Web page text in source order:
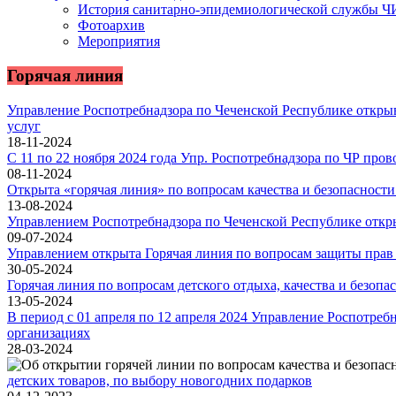
История санитарно-эпидемиологической службы
Фотоархив
Мероприятия
Горячая линия
Управление Роспотребнадзора по Чеченской Республике
услуг
18-11-2024
С 11 по 22 ноября 2024 года Упр. Роспотребнадзора по ЧР
08-11-2024
Открыта «горячая линия» по вопросам качества и
13-08-2024
Управлением Роспотребнадзора по Чеченской Республике
09-07-2024
Управлением открыта Горячая линия по вопросам защиты
30-05-2024
Горячая линия по вопросам детского отдыха, качества и
13-05-2024
В период с 01 апреля по 12 апреля 2024 Управление
организациях
28-03-2024
детских товаров, по выбору новогодних подарков